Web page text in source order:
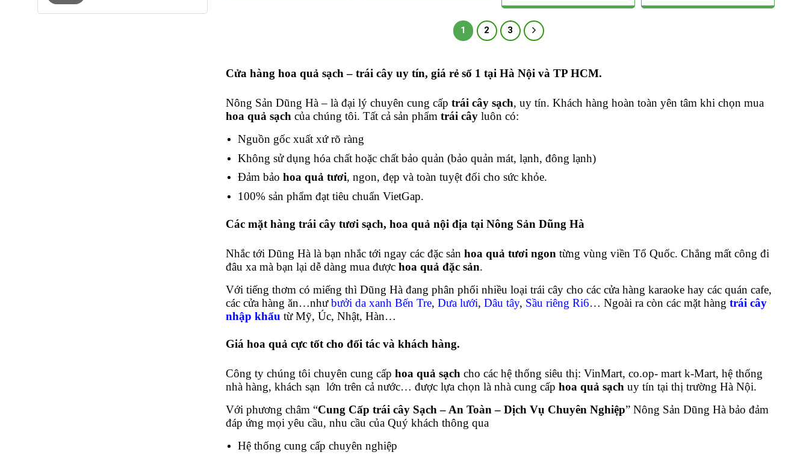
nhất
nhất
Các
có
thể
chọn
trên
trang
sản
Các
có
thể
trên
trang
sản
Sản
này
có
thể.
tùy
chọn
có
chọn
trên
trang
Sản
tùy
chọn
1 2 3
Cửa hàng hoa quả sạch – trái câyuy tín, giá rẻ số 1 tại Hà Nội và TP HCM.
Nông Sản Dũng Hà – là đại lý chuyên cung cấp trái cây sạch, uy tín. Khách hàng hoàn toàn yên tâm khi chọn mua
hoa quả sạch của chúng tôi. Tất cả sản phẩm trái cây luôn có:
Nguồn gốc xuất xứ rõ ràng
Không sử dụng hóa chất hoặc chất bảo quản (bảo quản mát, lạnh, đông lạnh)
Đảm bảo hoa quả tươi, ngon, đẹp và toàn tuyệt đối cho sức khỏe.
100% sản phẩm đạt tiêu chuẩn VietGap.
Các mặt hàng trái cây tươi sạch, hoa quả nội địa tại Nông Sản Dũng Hà
Nhắc tới Dũng Hà là bạn nhắc tới ngay các đặc sản hoa quả tươi ngon từng vùng viền Tổ Quốc. Chẳng mất công đi
đâu xa mà bạn lại dễ dàng mua được hoa quả đặc sản.
Với tiếng thơm có miếng thì Dũng Hà đang phân phối nhiều loại trái cây cho các cửa hàng karaoke hay các quán cafe,
các cửa hàng ăn…nhưbưởi da xanh Bến Tre, Dưa lưới, Dâu tây, Sầu riêng Ri6… Ngoài ra còn các mặt hàng trái cây
nhập khẩu từ Mỹ, Úc, Nhật, Hàn…
Giá hoa quả cực tốt cho đối tác và khách hàng.
Công ty chúng tôi chuyên cung cấp hoa quả sạch cho các hệ thống siêu thị: VinMart, co.op- mart k-Mart, hệ thống
nhà hàng, khách sạn lớn trên cả nước… được lựa chọn là nhà cung cấp hoa quả sạch uy tín tại thị trường Hà Nội.
Với phương châm “Cung Cấp trái cây Sạch – An Toàn – Dịch Vụ Chuyên Nghiệp” Nông Sản Dũng Hà bảo đảm
đáp ứng mọi yêu cầu, nhu cầu của Quý khách thông qua
Hệ thống cung cấp chuyên nghiệp